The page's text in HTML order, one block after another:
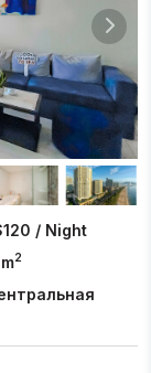
/ Night
2